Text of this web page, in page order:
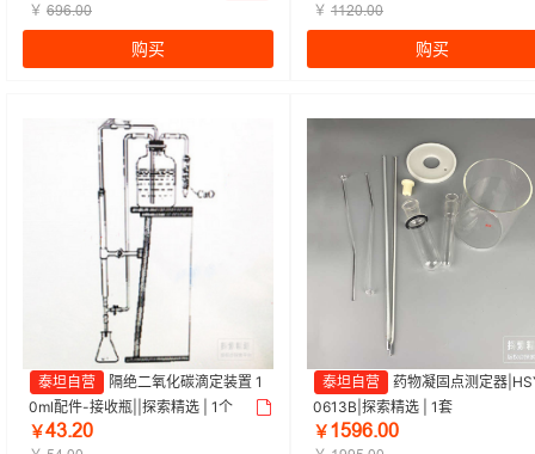
￥ ƧůƧŤřř
购买
tan/泰坦 | 1个
￥ ǝǝſřŤřř
购买
泰坦自营
隔绝二氧化碳滴定装置 1
0ml配件-接收瓶||探索精选 | 1个
￥ȂŁŤſř
泰坦自营
药物凝固点测定器
0613B|探索精选 | 1套
￥ ǝœůƧŤřř